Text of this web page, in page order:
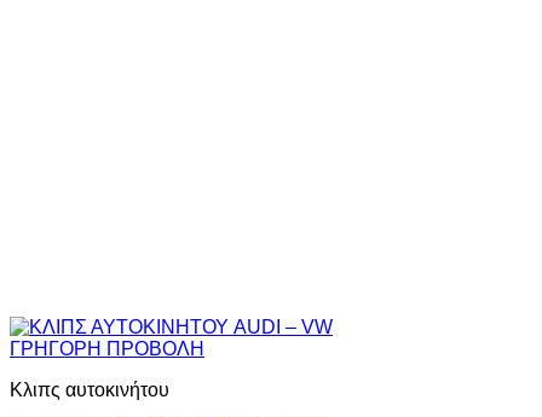
ΓΡΗΓΟΡΗ ΠΡΟΒΟΛΗ
Κλιπς αυτοκινήτου